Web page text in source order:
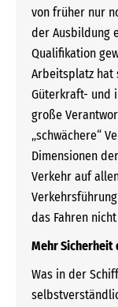
von früher nur
der Ausbildung
Qualifikation
Arbeitsplatz hat
Güterkraft- und
große
„schwächere“
Dimensionen
Verkehr auf
das Fahren
Mehr Sicherheit
Was in der